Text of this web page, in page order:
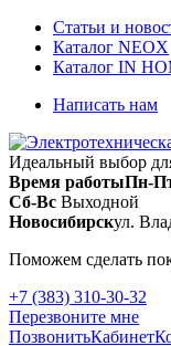
Статьи и
Каталог NEOX
Каталог IN
Написать нам
Идеальный выбор
Время работыПн-
Сб-Вс Выходной
Новосибирскул.
Поможем сделать
+7 (383) 310-30-32
Перезвоните мне
ПозвонитьКабинет